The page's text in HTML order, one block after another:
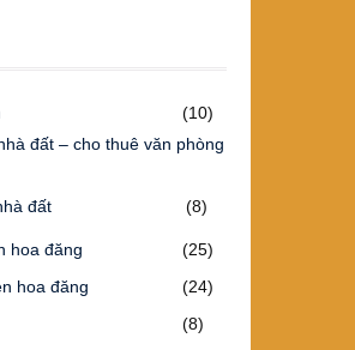
(10)
đất – cho thuê văn phòng
đất
(8)
hoa đăng
(25)
hoa đăng
(24)
(8)